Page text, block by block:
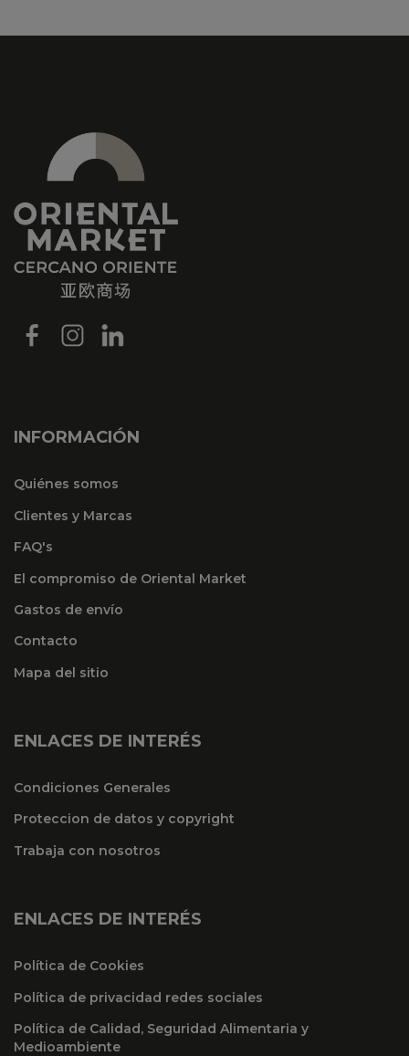
INFORMACIÓN
Quiénes somos
Clientes y Marcas
FAQ's
El compromiso de Oriental Market
Gastos de envío
Contacto
Mapa del sitio
ENLACES DE INTERÉS
Condiciones Generales
Proteccion de datos y copyright
Trabaja con nosotros
ENLACES DE INTERÉS
Política de Cookies
Política de privacidad redes sociales
Política de Calidad, Seguridad Alimentaria y
Medioambiente